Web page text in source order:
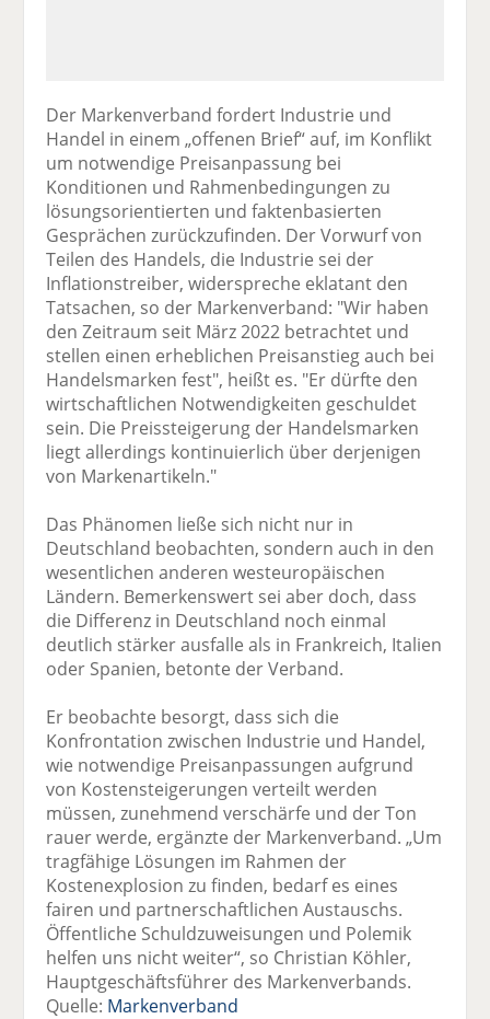
Der Markenverband fordert Industrie und
Handel in einem „offenen Brief“ auf, im Konflikt
um notwendige Preisanpassung bei
Konditionen und Rahmenbedingungen zu
lösungsorientierten und faktenbasierten
Gesprächen zurückzufinden. Der Vorwurf von
Teilen des Handels, die Industrie sei der
Inflationstreiber, widerspreche eklatant den
Tatsachen, so der Markenverband: "Wir haben
den Zeitraum seit März 2022 betrachtet und
stellen einen erheblichen Preisanstieg auch bei
Handelsmarken fest", heißt es. "Er dürfte den
wirtschaftlichen Notwendigkeiten geschuldet
sein. Die Preissteigerung der Handelsmarken
liegt allerdings kontinuierlich über derjenigen
von Markenartikeln."
Das Phänomen ließe sich nicht nur in
Deutschland beobachten, sondern auch in den
wesentlichen anderen westeuropäischen
Ländern. Bemerkenswert sei aber doch, dass
die Differenz in Deutschland noch einmal
deutlich stärker ausfalle als in Frankreich, Italien
oder Spanien, betonte der Verband.
Er beobachte besorgt, dass sich die
Konfrontation zwischen Industrie und Handel,
wie notwendige Preisanpassungen aufgrund
von Kostensteigerungen verteilt werden
müssen, zunehmend verschärfe und der Ton
rauer werde, ergänzte der Markenverband. „Um
tragfähige Lösungen im Rahmen der
Kostenexplosion zu finden, bedarf es eines
fairen und partnerschaftlichen Austauschs.
Öffentliche Schuldzuweisungen und Polemik
helfen uns nicht weiter“, so Christian Köhler,
Hauptgeschäftsführer des Markenverbands.
Quelle: Markenverband